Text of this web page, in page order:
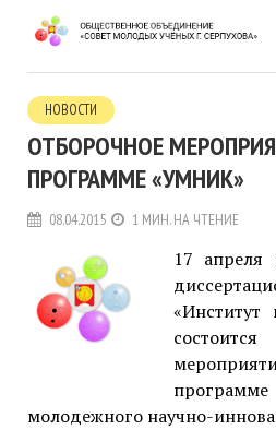
НОВОСТИ
ОТБОРОЧНОЕ
ПРОГРАММЕ «УМНИК»
08.04.2015 1 МИН. НА ЧТЕНИЕ
17
«Институт
программе
молодежного научно-